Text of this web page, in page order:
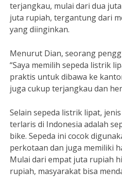
terjangkau, mulai dari dua
juta rupiah, tergantung dari
yang diinginkan.
Menurut Dian, seorang
“Saya memilih sepeda listrik
praktis untuk dibawa ke
juga cukup terjangkau dan
Selain sepeda listrik lipat,
terlaris di Indonesia adalah
bike. Sepeda ini cocok
perkotaan dan juga memiliki
Mulai dari empat juta rupiah
rupiah, masyarakat bisa